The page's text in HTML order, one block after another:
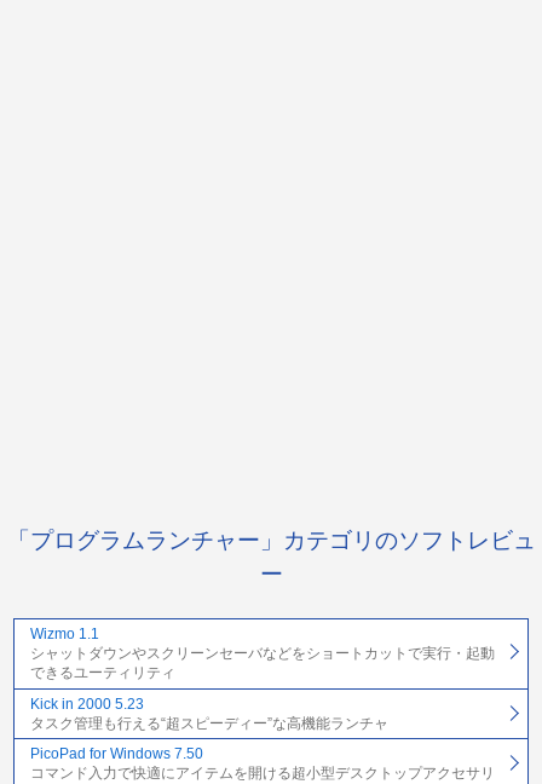
「プログラムランチャー」カテゴリのソフトレビュ
ー
Wizmo 1.1
シャットダウンやスクリーンセーバなどをショートカットで実行・起動
できるユーティリティ
Kick in 2000 5.23
タスク管理も行える“超スピーディー”な高機能ランチャ
PicoPad for Windows 7.50
コマンド入力で快適にアイテムを開ける超小型デスクトップアクセサリ